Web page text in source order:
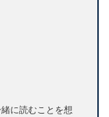
に読むことを想